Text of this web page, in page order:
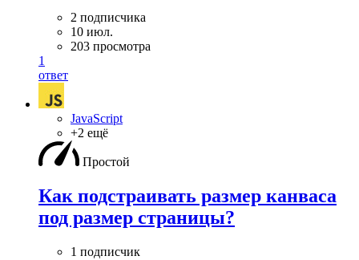
2 подписчика
10 июл.
203 просмотра
1
ответ
JavaScript
+2 ещё
Простой
Как подстраивать размер канваса
под размер страницы?
1 подписчик